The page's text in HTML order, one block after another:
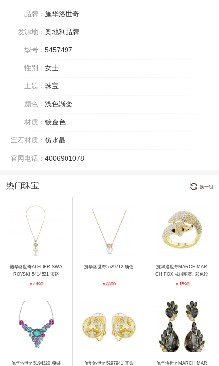
品牌： 施华洛世奇
发源地： 奥地利品牌
型号： 5457497
性别： 女士
主题： 珠宝
颜色： 浅色渐变
材质： 镀金色
宝石材质： 仿水晶
官网电话： 4006901078
热门珠宝 换一组
施华洛世奇ATELIER SWA
ROVSKI 5414521 项链
￥4490
施华洛世奇5529712 项链
￥8800
施华洛世奇MARCH MAR
CH FOX 戒指图案, 彩色设
计, 镀金色 戒指
￥1590
施华洛世奇5194220 项链 施华洛世奇5297941 耳饰 施华洛世奇MARCH MAR